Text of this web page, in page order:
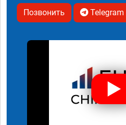
Позвонить Telegram